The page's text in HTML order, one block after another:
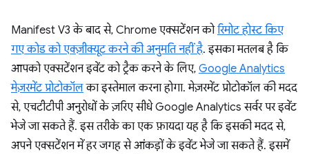
Manifest V3 के बाद से, Chrome एक्सटेंशन कोरिमोट होस्ट किए
गए कोड को एक्ज़ीक्यूट करने की अनुमति नहीं है. इसका मतलब है कि
आपको एक्सटेंशन इवेंट को ट्रैक करने के लिए, Google Analytics
मेज़रमेंट प्रोटोकॉलका इस्तेमाल करना होगा. मेज़रमेंट प्रोटोकॉल की मदद
से, एचटीटीपी अनुरोधों के ज़रिए सीधे Google Analytics सर्वर पर इवेंट
भेजे जा सकते हैं. इस तरीके का एक फ़ायदा यह है कि इसकी मदद से,
अपने एक्सटेंशन में हर जगह से आंकड़ों के इवेंट भेजे जा सकते हैं. इसमें